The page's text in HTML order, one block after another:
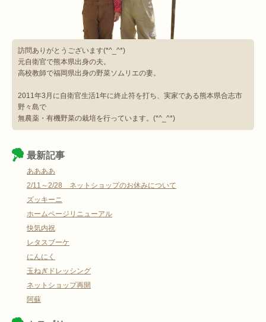
訪問ありがとうございます(*^_^*)
元自衛官で熊本県出身の夫。
高校教師で福岡県出身の野菜ソムリエの妻。
2011年3月に自衛官生活1年に終止符を打ち、実家である熊本県合志市
野々島で
無農薬・有機野菜の栽培を行っています。(*^_^*)
最新記事
ああああ
2/11～2/28 ネットショップのお休みについて
ズッキーニ
ホームページリニューアル
快気内祝
レタスブーケ
にんにく
玉ねぎドレッシング
ネットショップ再開
阿蘇